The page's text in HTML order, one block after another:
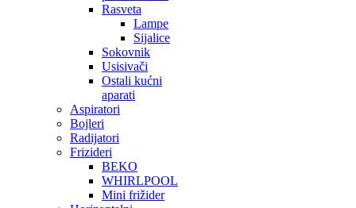
Rasveta
Lampe
Sijalice
Sokovnik
Usisivači
Ostali kućni
aparati
Aspiratori
Bojleri
Radijatori
Frizideri
BEKO
WHIRLPOOL
Mini frižider